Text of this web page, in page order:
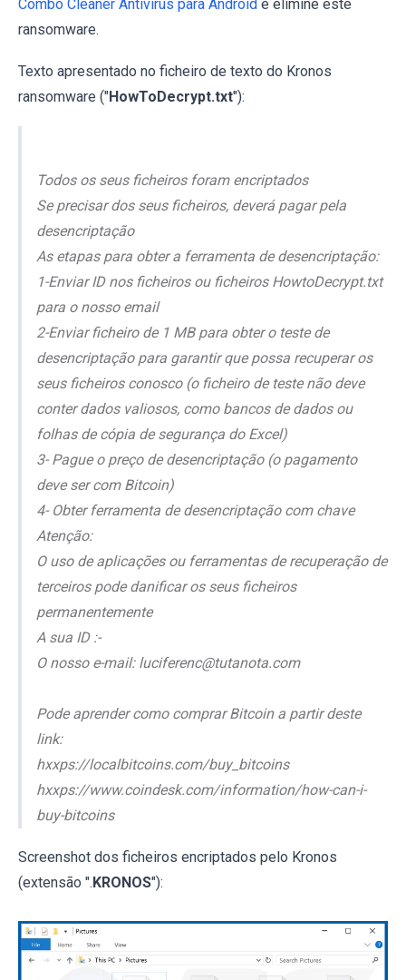
Combo Cleaner Antivirus para Android e elimine este
ransomware.
Texto apresentado no ficheiro de texto do Kronos
ransomware ("HowToDecrypt.txt"):
Todos os seus ficheiros foram encriptados
Se precisar dos seus ficheiros, deverá pagar pela
desencriptação
As etapas para obter a ferramenta de desencriptação:
1-Enviar ID nos ficheiros ou ficheiros HowtoDecrypt.txt
para o nosso email
2-Enviar ficheiro de 1 MB para obter o teste de
desencriptação para garantir que possa recuperar os
seus ficheiros conosco (o ficheiro de teste não deve
conter dados valiosos, como bancos de dados ou
folhas de cópia de segurança do Excel)
3- Pague o preço de desencriptação (o pagamento
deve ser com Bitcoin)
4- Obter ferramenta de desencriptação com chave
Atenção:
O uso de aplicações ou ferramentas de recuperação de
terceiros pode danificar os seus ficheiros
permanentemente
A sua ID :-
O nosso e-mail: luciferenc@tutanota.com
Pode aprender como comprar Bitcoin a partir deste
link:
hxxps://localbitcoins.com/buy_bitcoins
hxxps://www.coindesk.com/information/how-can-i-
buy-bitcoins
Screenshot dos ficheiros encriptados pelo Kronos
(extensão ". KRONOS"):